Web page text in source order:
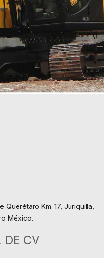
Querétaro Km. 17, Juriquilla,
México.
DE CV